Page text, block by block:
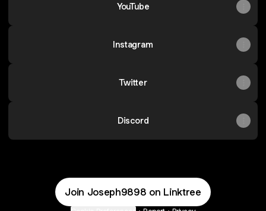
YouTube
Instagram
Twitter
Discord
Join Joseph9898 on Linktree